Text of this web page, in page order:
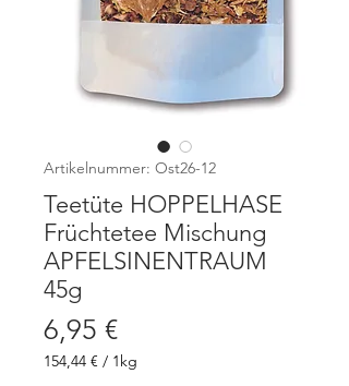
Artikelnummer: Ost26-12
Teetüte HOPPELHASE
Früchtetee Mischung
APFELSINENTRAUM
45g
6,95 €Preis
154,44 € / 1kg